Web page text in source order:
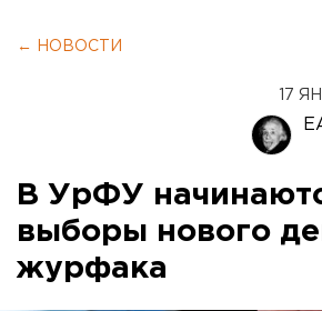
← НОВОСТИ
17
В УрФУ
выборы нового
журфака